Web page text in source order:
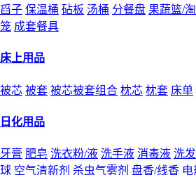
舀子 保温桶 砧板 汤桶 分餐盘 果蔬篮/
笼 成套餐具
床上用品
被芯 被套 被芯被套组合 枕芯 枕套 床单
日化用品
牙膏 肥皂 洗衣粉/液 洗手液 消毒液 洗
球 空气清新剂 杀虫气雾剂 盘香/线香